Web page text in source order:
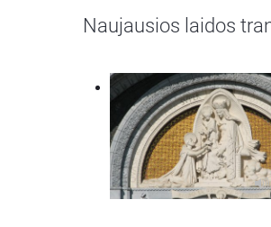
Naujausios laidos